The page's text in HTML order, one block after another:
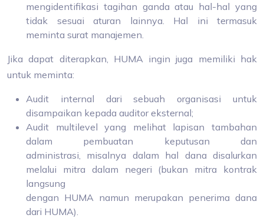
mengidentifikasi tagihan ganda atau hal-hal yang
tidak sesuai aturan lainnya. Hal ini termasuk
meminta surat manajemen.
Jika dapat diterapkan, HUMA ingin juga memiliki hak
untuk meminta:
Audit internal dari sebuah organisasi untuk
disampaikan kepada auditor eksternal;
Audit multilevel yang melihat lapisan tambahan
dalam pembuatan keputusan dan
administrasi, misalnya dalam hal dana disalurkan
melalui mitra dalam negeri (bukan mitra kontrak
langsung
dengan HUMA namun merupakan penerima dana
dari HUMA).